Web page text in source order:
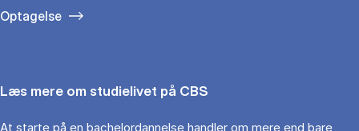
Optagelse
Læs mere om studielivet på CBS
At starte på en bachelordannelse handler om mere end bare